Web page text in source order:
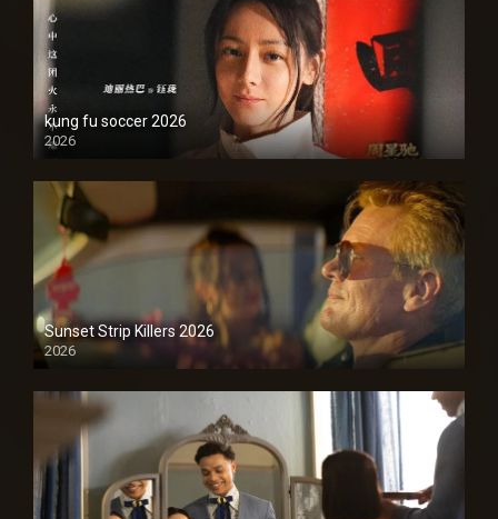
kung fu soccer 2026
2026
1080P
Sunset Strip Killers 2026
2026
1080P